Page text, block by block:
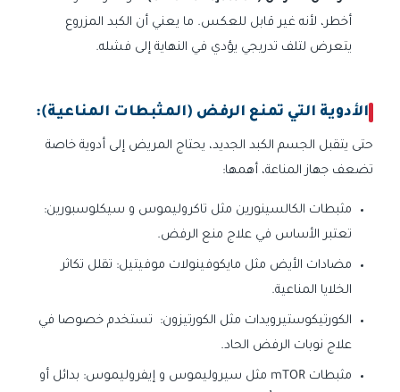
أخطر، لأنه غير قابل للعكس. ما يعني أن الكبد المزروع
يتعرض لتلف تدريجي يؤدي في النهاية إلى فشله.
الأدوية التي تمنع الرفض (المثبطات المناعية):
حتى يتقبل الجسم الكبد الجديد، يحتاج المريض إلى أدوية خاصة
تضعف جهاز المناعة، أهمها:
مثبطات الكالسينورين مثل تاكروليموس و سيكلوسبورين:
تعتبر الأساس في علاج منع الرفض.
مضادات الأيض مثل مايكوفينولات موفيتيل: تقلل تكاثر
الخلايا المناعية.
الكورتيكوستيرويدات مثل الكورتيزون: تستخدم خصوصا في
علاج نوبات الرفض الحاد.
مثبطات mTOR مثل سيروليموس و إيفروليموس: بدائل أو